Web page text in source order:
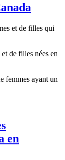
et de filles qui
de filles nées en
femmes ayant un
en